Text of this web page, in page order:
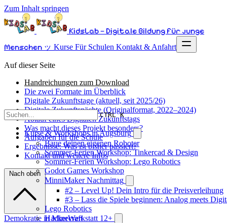
Zum Inhalt springen
KidsLab – Digitale Bildung für junge
Menschen ッ Kurse Für Schulen Kontakt & Anfahrt
CTRL K
Kurse & Workshops in Augsburg
Baue deinen eigenen Roboter
Sommer-Ferien Workshop: Tinkercad & Design
Sommer-Ferien Workshop: Lego Robotics
Godot Games Workshop
MinniMaker Nachmittag
#2 – Level Up! Dein Intro für die Preisverleihung
#3 – Lass die Spiele beginnen: Analog meets
Lego Robotics
HackerWerkstatt 12+
Auf dieser Seite
Handreichungen zum Download
Die zwei Formate im Überblick
Digitale Zukunftstage (aktuell, seit 2025/26)
Digitale Zukunftsnächte (Originalformat, 2022–2024)
Ablauf eines Digitalen Zukunftstags
Was macht dieses Projekt besonders?
Aufgaben für die Schule
Ergebnisse: Was ist bisher passiert?
Kontakt und weitere Infos
Nach oben
Demokratie in Minecraft